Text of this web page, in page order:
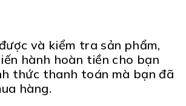
và kiểm tra sản phẩm,
hành hoàn tiền cho bạn
thức thanh toán mà bạn đã
hàng.